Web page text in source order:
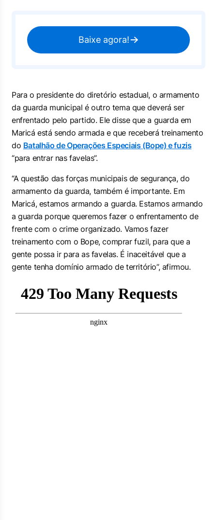
Baixe agora!
Para o presidente do diretório estadual, o armamento
da guarda municipal é outro tema que deverá ser
enfrentado pelo partido. Ele disse que a guarda em
Maricá está sendo armada e que receberá treinamento
do Batalhão de Operações Especiais (Bope) e fuzis
“para entrar nas favelas”.
“A questão das forças municipais de segurança, do
armamento da guarda, também é importante. Em
Maricá, estamos armando a guarda. Estamos armando
a guarda porque queremos fazer o enfrentamento de
frente com o crime organizado. Vamos fazer
treinamento com o Bope, comprar fuzil, para que a
gente possa ir para as favelas. É inaceitável que a
gente tenha domínio armado de território”, afirmou.